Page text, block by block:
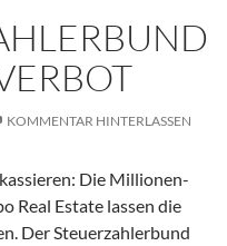
KOMMENTAR HINTERLASSEN
Die Millionen-
Real Estate lassen die
Der Steuerzahlerbund